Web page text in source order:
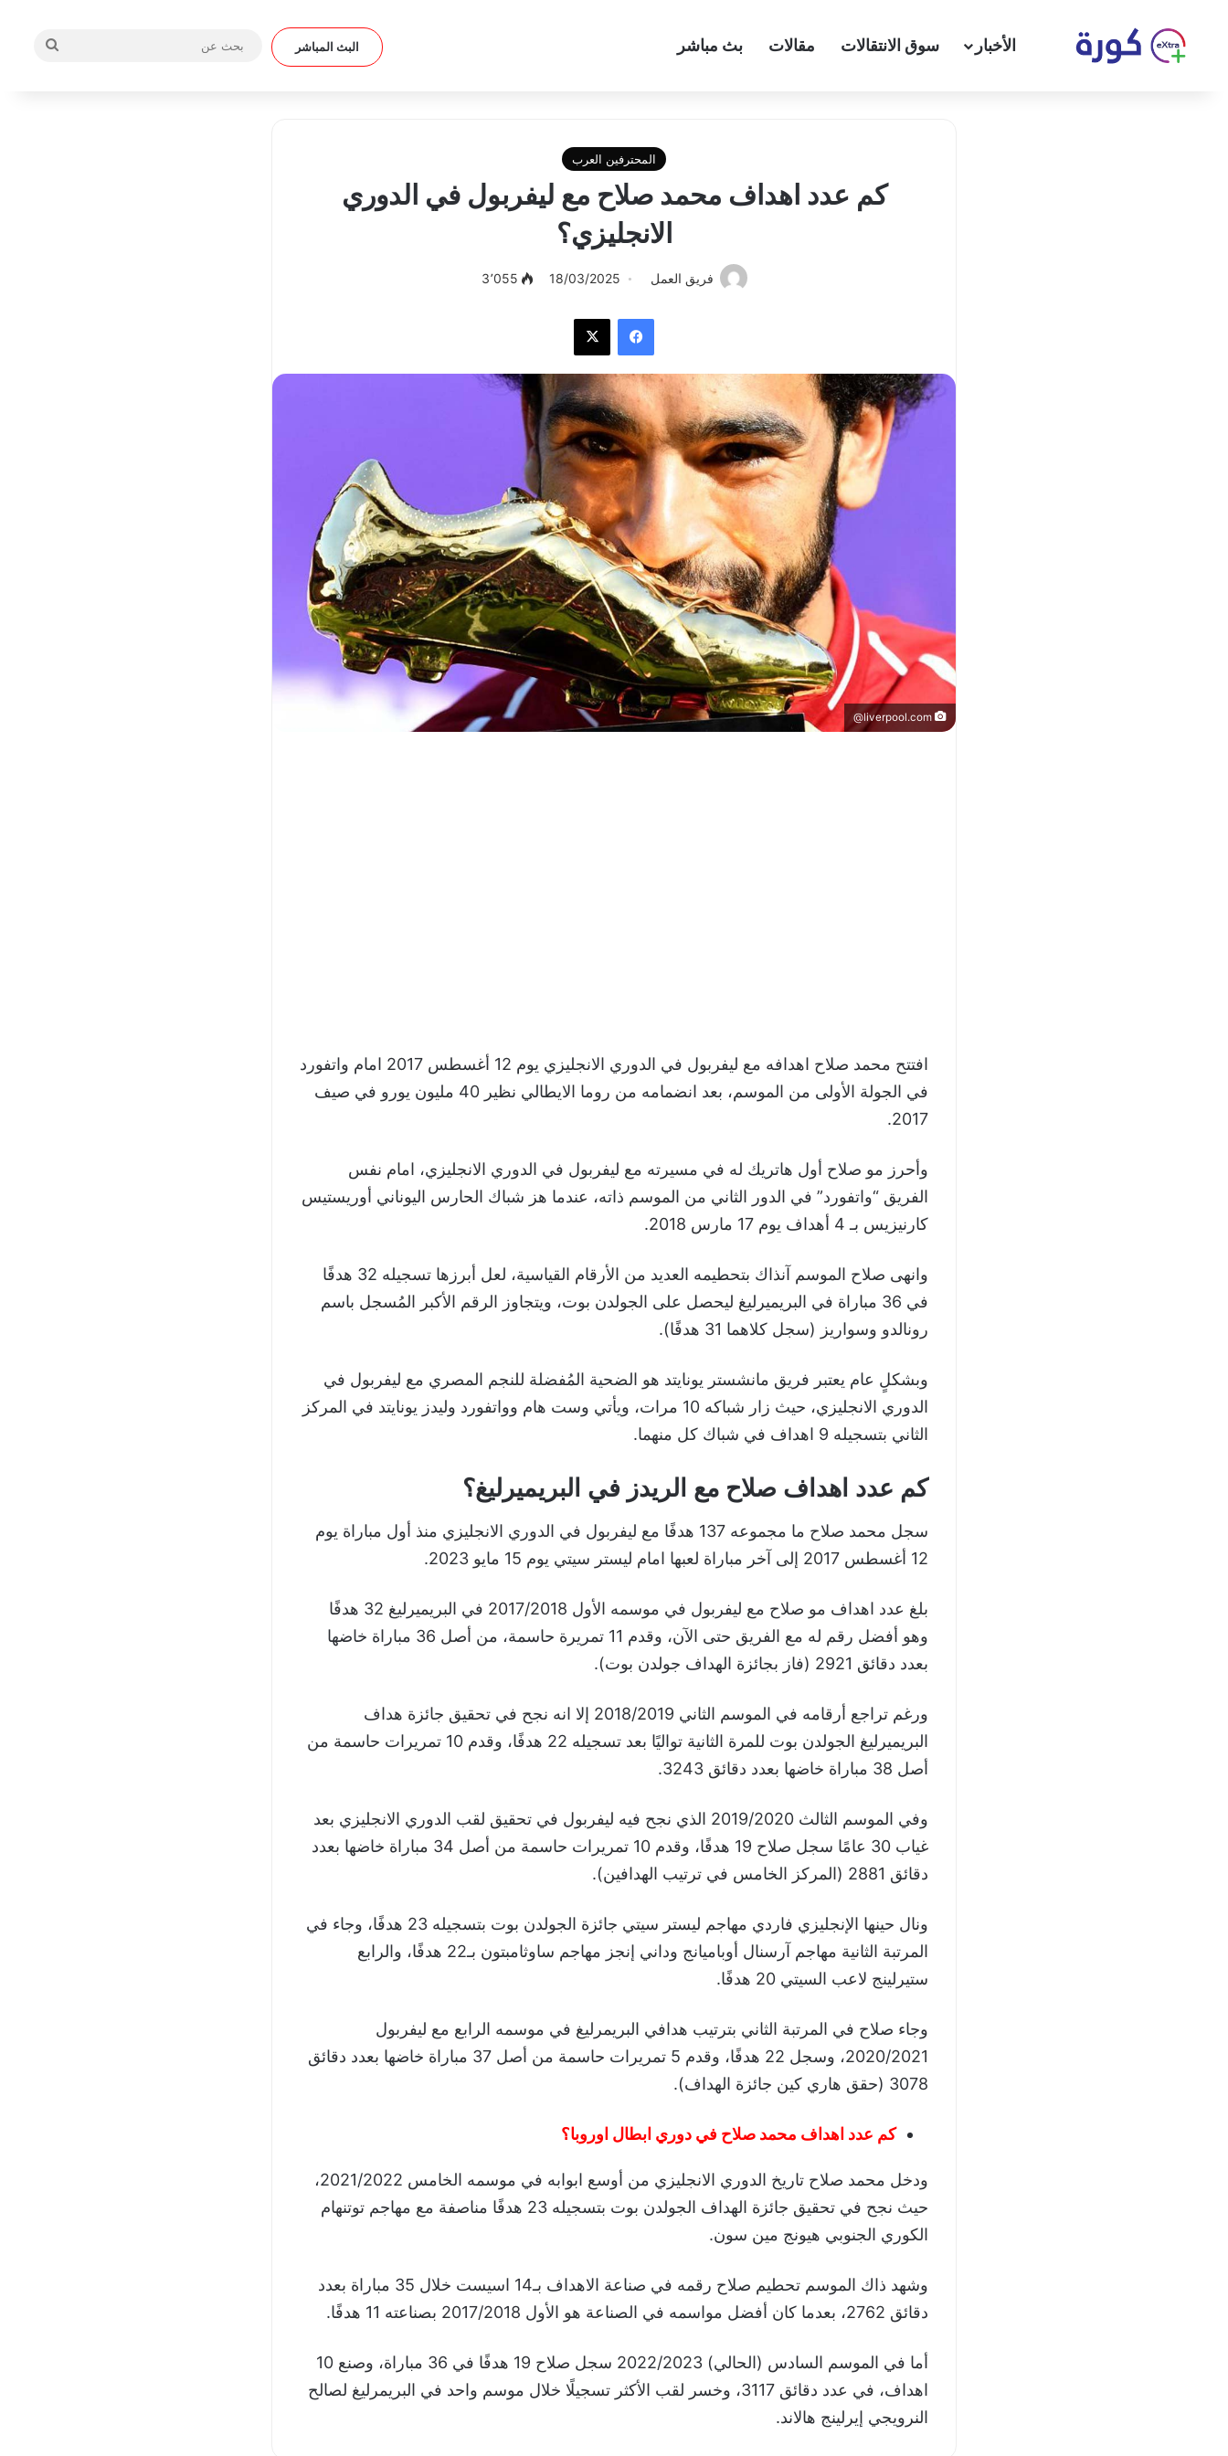
الأخبار سوق الانتقالات مقالات بث مباشر البث المباشر
المحترفين العرب
كم عدد اهداف محمد صلاح مع ليفربول في الدوري
الانجليزي؟
فريق العمل 18/03/2025 3٬055
فيسبوك
افتتح محمد صلاح اهدافه مع ليفربول في الدوري الانجليزي يوم 12 أغسطس 2017 امام واتفورد
في الجولة الأولى من الموسم، بعد انضمامه من روما الايطالي نظير 40 مليون يورو في صيف
2017.
وأحرز مو صلاح أول هاتريك له في مسيرته مع ليفربول في الدوري الانجليزي، امام نفس
الفريق “واتفورد” في الدور الثاني من الموسم ذاته، عندما هز شباك الحارس اليوناني أوريستيس
كارنيزيس بـ 4 أهداف يوم 17 مارس 2018.
وانهى صلاح الموسم آنذاك بتحطيمه العديد من الأرقام القياسية، لعل أبرزها تسجيله 32 هدفًا
في 36 مباراة في البريميرليغ ليحصل على الجولدن بوت، ويتجاوز الرقم الأكبر المُسجل باسم
رونالدو وسواريز (سجل كلاهما 31 هدفًا).
وبشكلٍ عام يعتبر فريق مانشستر يونايتد هو الضحية المُفضلة للنجم المصري مع ليفربول في
الدوري الانجليزي، حيث زار شباكه 10 مرات، ويأتي وست هام وواتفورد وليدز يونايتد في المركز
الثاني بتسجيله 9 اهداف في شباك كل منهما.
كم عدد اهداف صلاح مع الريدز في البريميرليغ؟
سجل محمد صلاح ما مجموعه 137 هدفًا مع ليفربول في الدوري الانجليزي منذ أول مباراة يوم
12 أغسطس 2017 إلى آخر مباراة لعبها امام ليستر سيتي يوم 15 مايو 2023.
بلغ عدد اهداف مو صلاح مع ليفربول في موسمه الأول 2017/2018 في البريميرليغ 32 هدفًا
وهو أفضل رقم له مع الفريق حتى الآن، وقدم 11 تمريرة حاسمة، من أصل 36 مباراة خاضها
بعدد دقائق 2921 (فاز بجائزة الهداف جولدن بوت).
ورغم تراجع أرقامه في الموسم الثاني 2018/2019 إلا انه نجح في تحقيق جائزة هداف
البريميرليغ الجولدن بوت للمرة الثانية تواليًا بعد تسجيله 22 هدفًا، وقدم 10 تمريرات حاسمة من
أصل 38 مباراة خاضها بعدد دقائق 3243.
وفي الموسم الثالث 2019/2020 الذي نجح فيه ليفربول في تحقيق لقب الدوري الانجليزي بعد
غياب 30 عامًا سجل صلاح 19 هدفًا، وقدم 10 تمريرات حاسمة من أصل 34 مباراة خاضها بعدد
دقائق 2881 (المركز الخامس في ترتيب الهدافين).
ونال حينها الإنجليزي فاردي مهاجم ليستر سيتي جائزة الجولدن بوت بتسجيله 23 هدفًا، وجاء في
المرتبة الثانية مهاجم آرسنال أوباميانج وداني إنجز مهاجم ساوثامبتون بـ22 هدفًا، والرابع
ستيرلينج لاعب السيتي 20 هدفًا.
وجاء صلاح في المرتبة الثاني بترتيب هدافي البريمرليغ في موسمه الرابع مع ليفربول
2020/2021، وسجل 22 هدفًا، وقدم 5 تمريرات حاسمة من أصل 37 مباراة خاضها بعدد دقائق
3078 (حقق هاري كين جائزة الهداف).
كم عدد اهداف محمد صلاح في دوري ابطال اوروبا؟
ودخل محمد صلاح تاريخ الدوري الانجليزي من أوسع ابوابه في موسمه الخامس 2021/2022،
حيث نجح في تحقيق جائزة الهداف الجولدن بوت بتسجيله 23 هدفًا مناصفة مع مهاجم توتنهام
الكوري الجنوبي هيونج مين سون.
وشهد ذاك الموسم تحطيم صلاح رقمه في صناعة الاهداف بـ14 اسيست خلال 35 مباراة بعدد
دقائق 2762، بعدما كان أفضل مواسمه في الصناعة هو الأول 2017/2018 بصناعته 11 هدفًا.
أما في الموسم السادس (الحالي) 2022/2023 سجل صلاح 19 هدفًا في 36 مباراة، وصنع 10
اهداف، في عدد دقائق 3117، وخسر لقب الأكثر تسجيلًا خلال موسم واحد في البريمرليغ لصالح
النرويجي إيرلينج هالاند.